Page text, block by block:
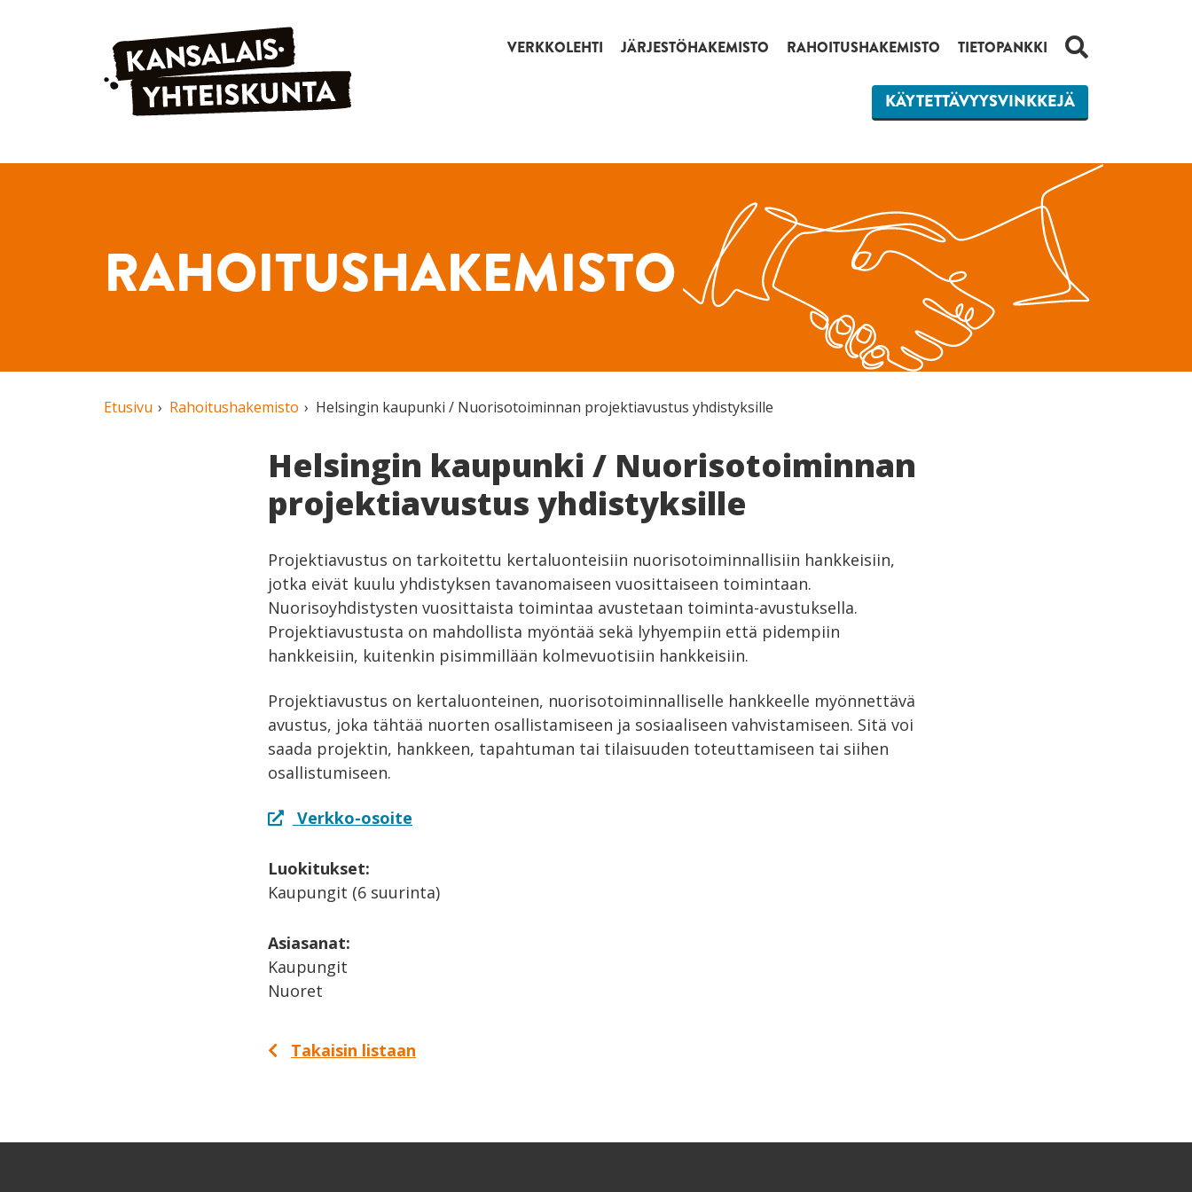
Siirry sisältöön VERKKOLEHTI JÄRJESTÖHAKEMISTO RAHOITUSHAKEMISTO TIETOPANKKI HAKU
KÄYTETTÄVYYSVINKKEJÄ
RAHOITUSHAKEMISTO
Etusivu Rahoitushakemisto Helsingin kaupunki / Nuorisotoiminnan projektiavustus yhdistyksille
Helsingin kaupunki / Nuorisotoiminnan
projektiavustus yhdistyksille
Projektiavustus on tarkoitettu kertaluonteisiin nuorisotoiminnallisiin hankkeisiin,
jotka eivät kuulu yhdistyksen tavanomaiseen vuosittaiseen toimintaan.
Nuorisoyhdistysten vuosittaista toimintaa avustetaan toiminta-avustuksella.
Projektiavustusta on mahdollista myöntää sekä lyhyempiin että pidempiin
hankkeisiin, kuitenkin pisimmillään kolmevuotisiin hankkeisiin.
Projektiavustus on kertaluonteinen, nuorisotoiminnalliselle hankkeelle myönnettävä
avustus, joka tähtää nuorten osallistamiseen ja sosiaaliseen vahvistamiseen. Sitä voi
saada projektin, hankkeen, tapahtuman tai tilaisuuden toteuttamiseen tai siihen
osallistumiseen.
Verkko-osoite
Luokitukset:
Kaupungit (6 suurinta)
Asiasanat:
Kaupungit
Nuoret
Takaisin listaan